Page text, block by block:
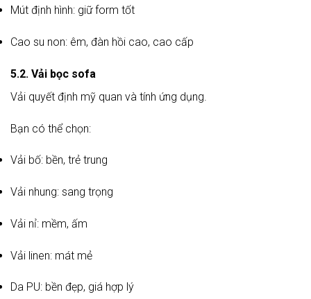
Mút định hình: giữ form tốt
Cao su non: êm, đàn hồi cao, cao cấp
5.2. Vải bọc sofa
Vải quyết định mỹ quan và tính ứng dụng.
Bạn có thể chọn:
Vải bố: bền, trẻ trung
Vải nhung: sang trọng
Vải nỉ: mềm, ấm
Vải linen: mát mẻ
Da PU: bền đẹp, giá hợp lý